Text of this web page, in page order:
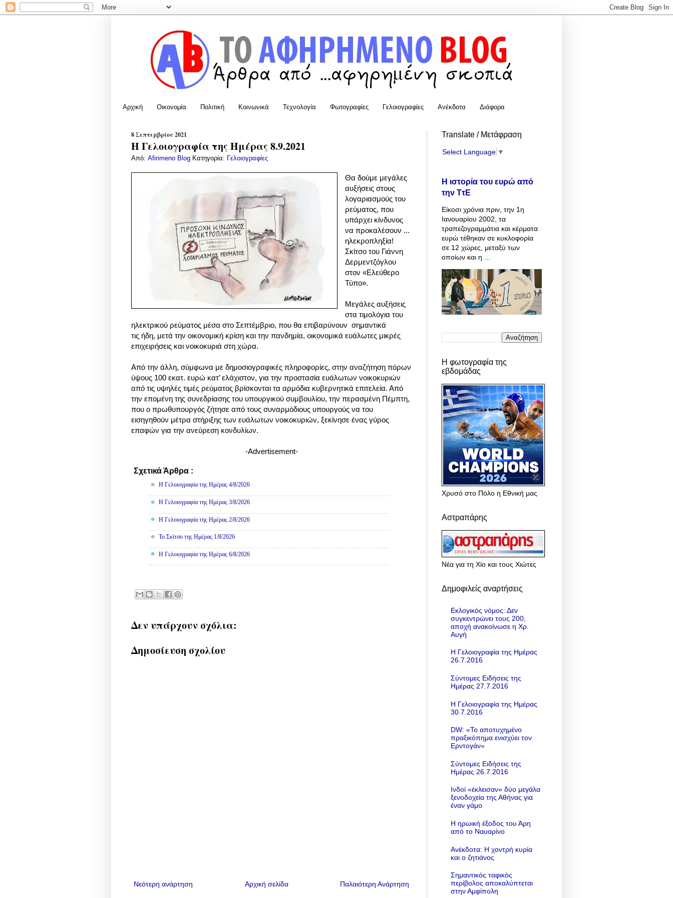
Αρχική Οικονομία Πολιτική Κοινωνικά Τεχνολογία Φωτογραφίες Γελοιογραφίες Ανέκδοτα Διάφορα
8 Σεπτεμβρίου 2021
Η Γελοιογραφία της Ημέρας 8.9.2021
Από: Afirimeno Blog Κατηγορία: Γελοιογραφίες
Θα δούμε μεγάλες
αυξήσεις στους
λογαριασμούς του
ρεύματος, που
υπάρχει κίνδυνος
να προκαλέσουν ...
ηλεκροπληξία!
Σκίτσο του Γιάννη
Δερμεντζόγλου
στον «Ελεύθερο
Τύπο».
Μεγάλες αυξήσεις
στα τιμολόγια του
ηλεκτρικού ρεύματος μέσα στο Σεπτέμβριο, που θα επιβαρύνουν σημαντικά
τις ήδη, μετά την οικονομική κρίση και την πανδημία, οικονομικά ευάλωτες μικρές
επιχειρήσεις και νοικοκυριά στη χώρα.
Από την άλλη, σύμφωνα με δημοσιογραφικές πληροφορίες, στην αναζήτηση πόρων
ύψους 100 εκατ. ευρώ κατ’ ελάχιστον, για την προστασία ευάλωτων νοικοκυριών
από τις υψηλές τιμές ρεύματος βρίσκονται τα αρμόδια κυβερνητικά επιτελεία. Από
την επομένη της συνεδρίασης του υπουργικού συμβουλίου, την περασμένη Πέμπτη,
που ο πρωθυπουργός ζήτησε από τους συναρμόδιους υπουργούς να του
εισηγηθούν μέτρα στήριξης των ευάλωτων νοικοκυριών, ξεκίνησε ένας γύρος
επαφών για την ανεύρεση κονδυλίων.
-Advertisement-
Σχετικά Άρθρα :
Η Γελοιογραφία της Ημέρας 4/8/2026
Η Γελοιογραφία της Ημέρας 3/8/2026
Η Γελοιογραφία της Ημέρας 2/8/2026
Το Σκίτσο της Ημέρας 1/8/2026
Η Γελοιογραφία της Ημέρας 6/8/2026
Δεν υπάρχουν σχόλια:
Δημοσίευση σχολίου
Νεότερη ανάρτηση Παλαιότερη Ανάρτηση
Αρχική σελίδα
Translate / Μετάφραση
Select Language ▼
Η ιστορία του ευρώ από
την ΤτΕ
Είκοσι χρόνια πριν, την 1η
Ιανουαρίου 2002, τα
τραπεζογραμμάτια και κέρματα
ευρώ τέθηκαν σε κυκλοφορία
σε 12 χώρες, μεταξύ των
οποίων και η ...
Η φωτογραφία της
εβδομάδας
Χρυσό στο Πόλο η Εθνική μας
Αστραπάρης
Νέα για τη Χίο και τους Χιώτες
Δημοφιλείς αναρτήσεις
Εκλογικός νόμος: Δεν
συγκεντρώνει τους 200,
αποχή ανακοίνωσε η Χρ.
Αυγή
Η Γελοιογραφία της Ημέρας
26.7.2016
Σύντομες Ειδήσεις της
Ημέρας 27.7.2016
Η Γελοιογραφία της Ημέρας
30.7.2016
DW: «To αποτυχημένο
πραξικόπημα ενισχύει τον
Ερντογάν»
Σύντομες Ειδήσεις της
Ημέρας 26.7.2016
Ινδοί «έκλεισαν» δύο μεγάλα
ξενοδοχεία της Αθήνας για
έναν γάμο
Η ηρωική έξοδος του Άρη
από το Ναυαρίνο
Ανέκδοτα: Η χοντρή κυρία
και ο ζητιάνος
Σημαντικός ταφικός
περίβολος αποκαλύπτεται
στην Αμφίπολη